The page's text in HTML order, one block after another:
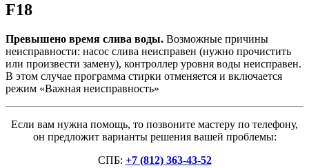
F18
Превышено время слива воды. Возможные причины
неисправности: насос слива неисправен (нужно прочистить
или произвести замену), контроллер уровня воды неисправен.
В этом случае программа стирки отменяется и включается
режим «Важная неисправность»
Если вам нужна помощь, то позвоните мастеру по телефону,
он предложит варианты решения вашей проблемы:
СПБ: +7 (812) 363-43-52